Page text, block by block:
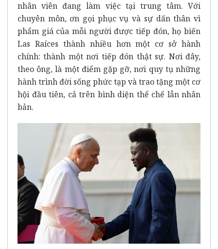
nhân viên đang làm việc tại trung tâm. Với
chuyên môn, ơn gọi phục vụ và sự dấn thân vì
phẩm giá của mỗi người được tiếp đón, họ biến
Las Raíces thành nhiều hơn một cơ sở hành
chính: thành một nơi tiếp đón thật sự. Nơi đây,
theo ông, là một điểm gặp gỡ, nơi quy tụ những
hành trình đời sống phức tạp và trao tặng một cơ
hội đầu tiên, cả trên bình diện thể chế lẫn nhân
bản.